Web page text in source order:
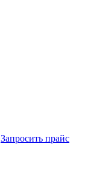
Запросить прайс